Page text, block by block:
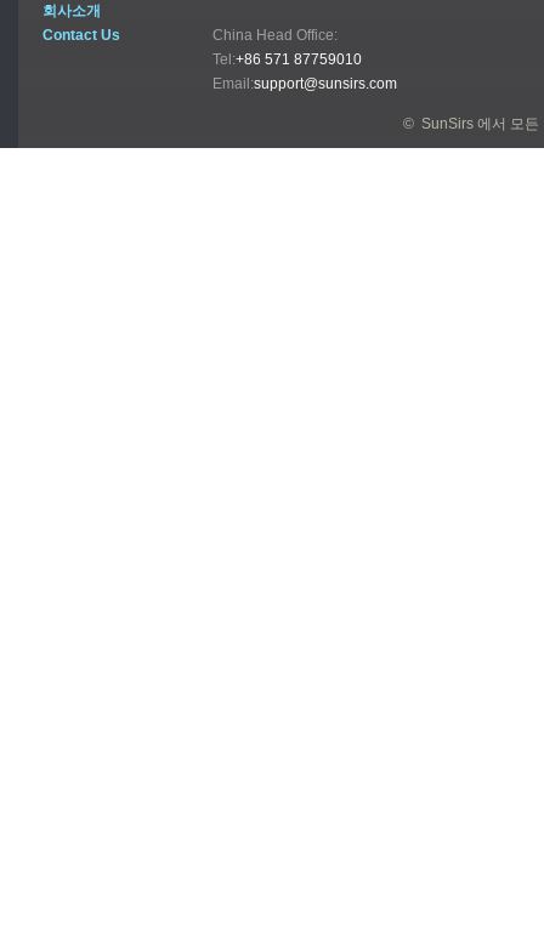
회사소개
Contact Us
China Head Office:
Tel:+86 571 87759010
Email:support@sunsirs.com
© SunSirs 에서 모